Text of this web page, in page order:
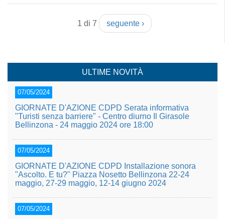
1 di 7 seguente ›
ULTIME NOVITÀ
07/05/2024
GIORNATE D'AZIONE CDPD Serata informativa
"Turisti senza barriere" - Centro diurno Il Girasole
Bellinzona - 24 maggio 2024 ore 18:00
07/05/2024
GIORNATE D'AZIONE CDPD Installazione sonora
"Ascolto. E tu?" Piazza Nosetto Bellinzona 22-24
maggio, 27-29 maggio, 12-14 giugno 2024
07/05/2024